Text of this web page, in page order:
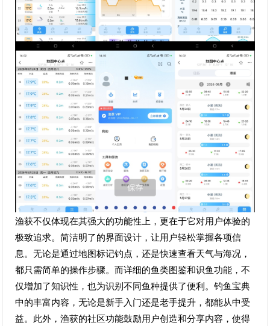
渔获不仅体现在其强大的功能性上，更在于它对用户体验的
极致追求。简洁明了的界面设计，让用户轻松掌握各项信
息。无论是通过地图标记钓点，还是快速查看天气与海况，
都只需简单的操作步骤。而详细的鱼类图鉴和识鱼功能，不
仅增加了知识性，也为识别不同鱼种提供了便利。钓鱼宝典
中的丰富内容，无论是新手入门还是老手提升，都能从中受
益。此外，渔获的社区功能鼓励用户创造和分享内容，使得